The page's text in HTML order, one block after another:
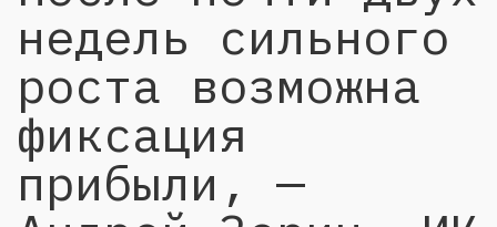
недель сильного
роста возможна
фиксация
прибыли, —